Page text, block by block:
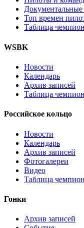
Топ времен
Таблица
WSBK
Новости
Календарь
Архив записей
Таблица
Российское кольцо
Новости
Календарь
Архив записей
Фотогалереи
Видео
Таблица
Гонки
Архив записей